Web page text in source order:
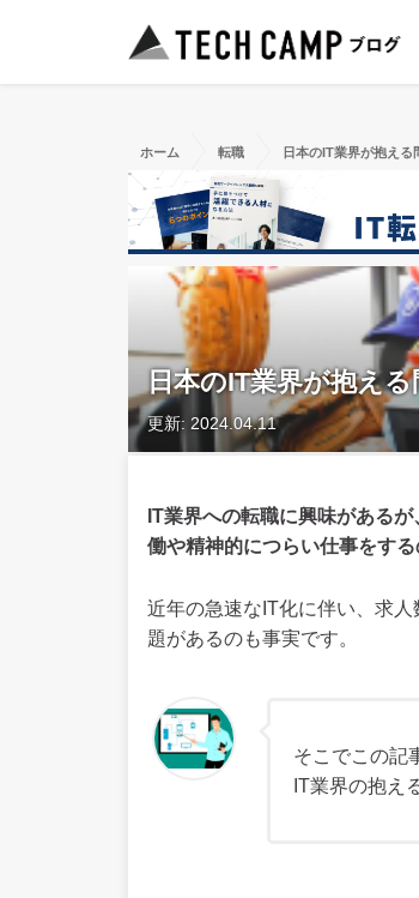
ホーム 転職 日本のIT業界が抱え
日本のIT業界が抱え
更新: 2024.04.11
IT業界への転職に興味がある
働や精神的につらい仕事をす
近年の急速なIT化に伴い、求
題があるのも事実です。
そこでこの記
IT業界の抱え